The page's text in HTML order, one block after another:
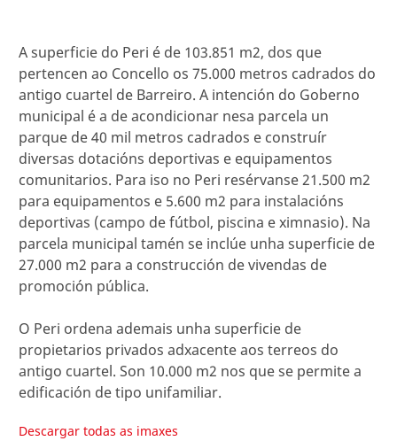
A superficie do Peri é de 103.851 m2, dos que
pertencen ao Concello os 75.000 metros cadrados do
antigo cuartel de Barreiro. A intención do Goberno
municipal é a de acondicionar nesa parcela un
parque de 40 mil metros cadrados e construír
diversas dotacións deportivas e equipamentos
comunitarios. Para iso no Peri resérvanse 21.500 m2
para equipamentos e 5.600 m2 para instalacións
deportivas (campo de fútbol, piscina e ximnasio). Na
parcela municipal tamén se inclúe unha superficie de
27.000 m2 para a construcción de vivendas de
promoción pública.
O Peri ordena ademais unha superficie de
propietarios privados adxacente aos terreos do
antigo cuartel. Son 10.000 m2 nos que se permite a
edificación de tipo unifamiliar.
Descargar todas as imaxes